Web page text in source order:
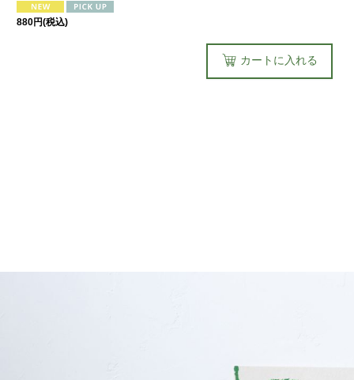
880円(税込)
カートに入れる